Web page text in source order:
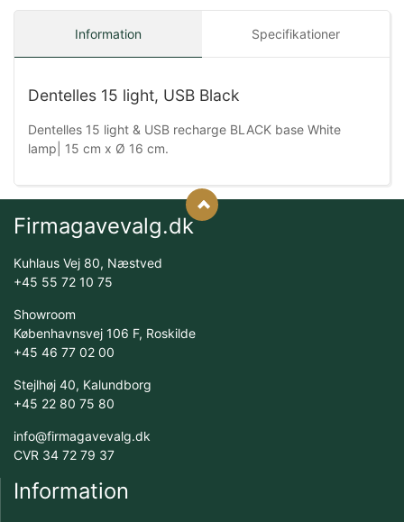
Information Specifikationer
Dentelles 15 light, USB Black
Dentelles 15 light & USB recharge BLACK base White
lamp| 15 cm x Ø 16 cm.
Firmagavevalg.dk
Kuhlaus Vej 80, Næstved
+45 55 72 10 75
Showroom
Københavnsvej 106 F, Roskilde
+45 46 77 02 00
Stejlhøj 40, Kalundborg
+45 22 80 75 80
info@firmagavevalg.dk
CVR 34 72 79 37
Information